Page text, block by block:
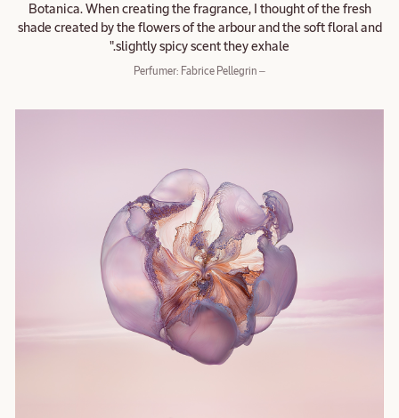
Botanica. When creating the fragrance, I thought of the fresh
shade created by the flowers of the arbour and the soft floral and
slightly spicy scent they exhale."
– Perfumer: Fabrice Pellegrin